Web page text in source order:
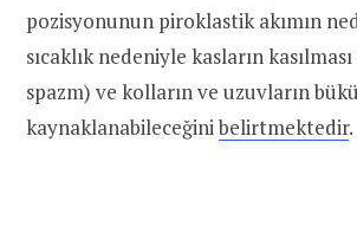
pozisyonunun piroklastik akımın
sıcaklık nedeniyle kasların
spazm) ve kolların ve uzuvların
kaynaklanabileceğinibelirtmektedir.